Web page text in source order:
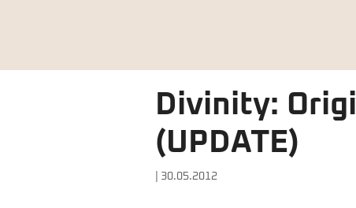
Divinity:
(UPDATE)
| 30.05.2012